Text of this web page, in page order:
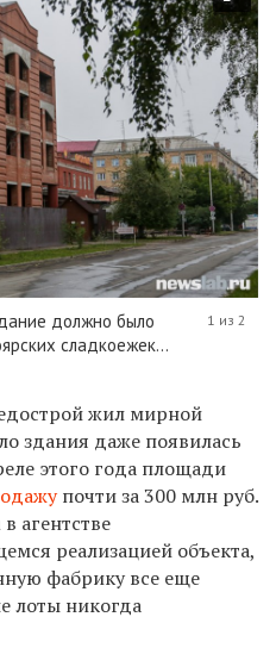
должно было
сладкоежек...
1 из 2
жил мирной
здания даже появилась
этого года площади
почти за 300 млн руб.
в агентстве
реализацией объекта,
фабрику все еще
лоты никогда